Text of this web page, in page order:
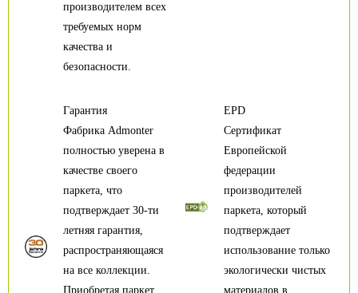
производителем всех
требуемых норм
качества и
безопасности.
EPD
Сертификат
Европейской
федерации
производителей
паркета, который
подтверждает
использование только
экологически чистых
материалов в
Гарантия
Фабрика Admonter
полностью уверена в
качестве своего
паркета, что
подтверждает 30-ти
летняя гарантия,
распространяющаяся
на все коллекции.
Приобретая паркет